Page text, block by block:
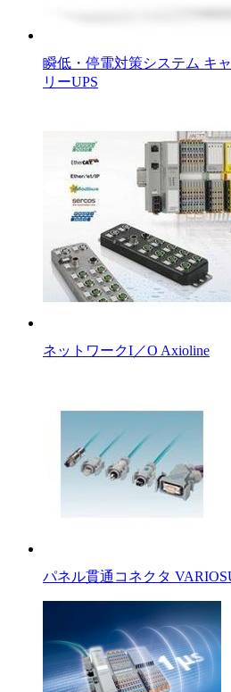
瞬低・停電対策システム キ
リーUPS
ネットワークI／O Axioline
パネル貫通コネクタ